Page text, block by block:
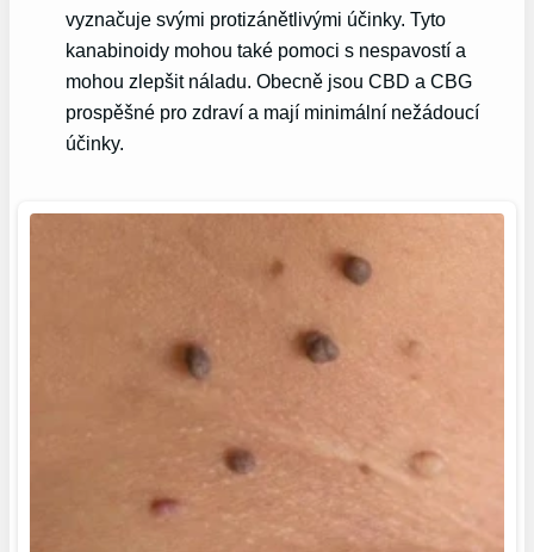
vyznačuje svými protizánětlivými účinky. Tyto
kanabinoidy mohou také pomoci s nespavostí a
mohou zlepšit náladu. Obecně jsou CBD a CBG
prospěšné pro zdraví a mají minimální nežádoucí
účinky.